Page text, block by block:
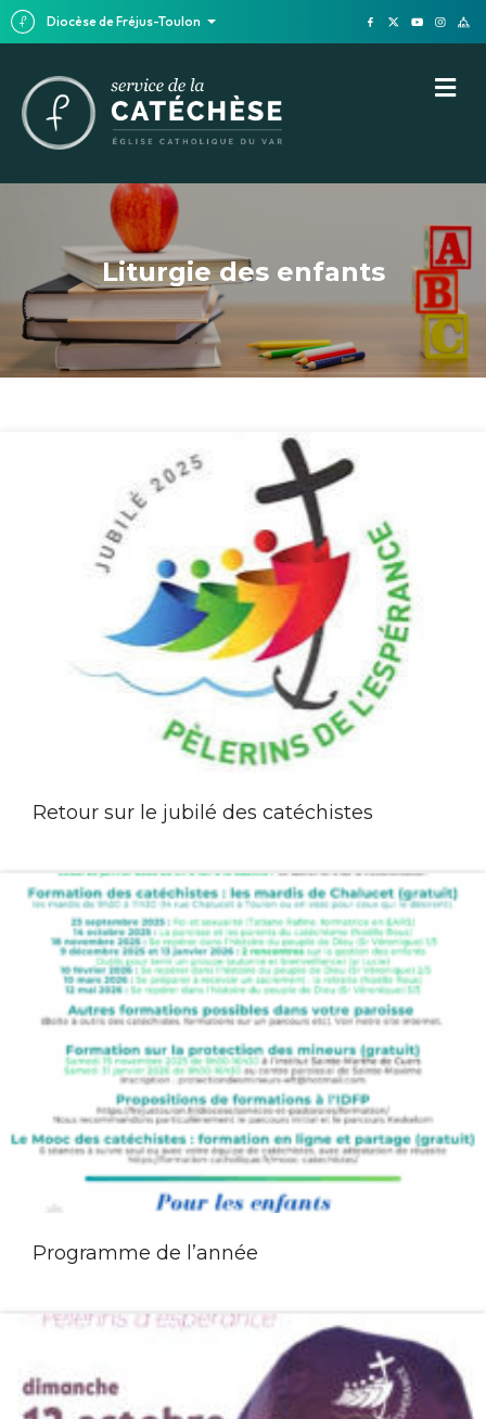
Diocèse de Fréjus-Toulon
Liturgie des enfants
Retour sur le jubilé des catéchistes
Programme de l’année